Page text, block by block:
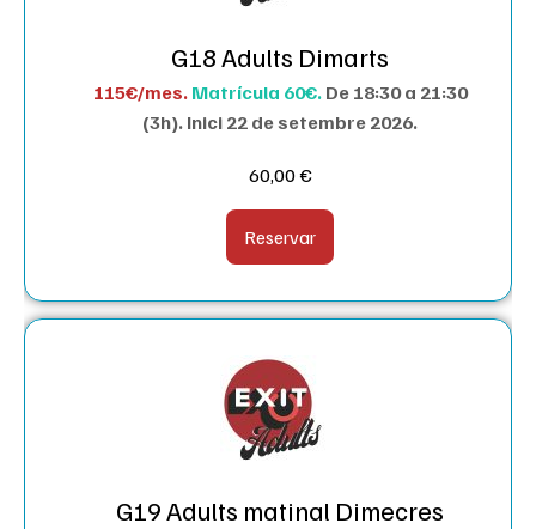
G18 Adults Dimarts
115€/mes. Matrícula 60€. De 18:30 a 21:30
(3h). Inici 22 de setembre 2026.
60,00€
Reservar
G19 Adults matinal Dimecres